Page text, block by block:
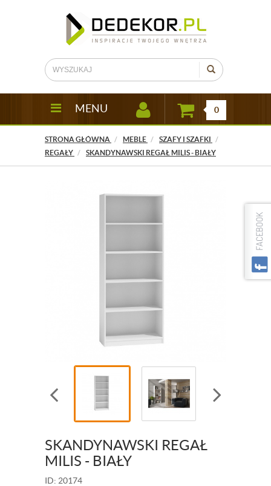
MENU 0
STRONA GŁÓWNA MEBLE
SZAFY I SZAFKI
REGAŁY
SKANDYNAWSKI REGAŁ MILIS - BIAŁY
SKANDYNAWSKI REGAŁ
MILIS - BIAŁY
ID: 20174